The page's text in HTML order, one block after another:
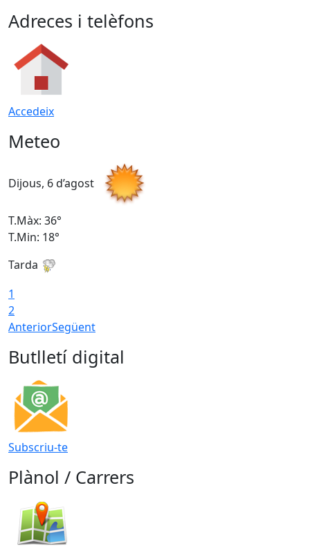
Adreces i telèfons
Accedeix
Meteo
Dijous, 6 d’agost
T.Màx: 36°
T.Min: 18°
Tarda
1
2
AnteriorSegüent
Butlletí digital
Subscriu-te
Plànol / Carrers